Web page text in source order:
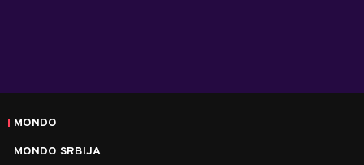
MONDO
MONDO SRBIJA